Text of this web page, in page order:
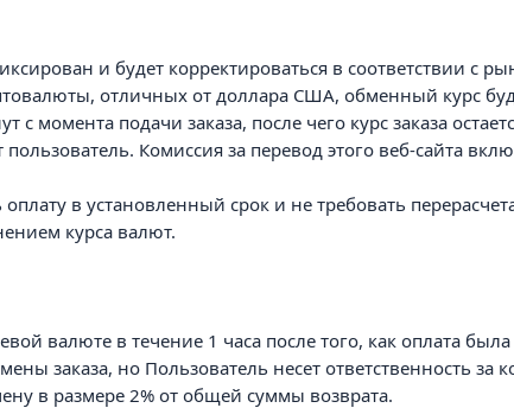
и будет корректироваться в соответствии с
отличных от доллара США, обменный курс
с момента подачи заказа, после чего курс заказа
Комиссия за перевод этого веб-сайта
в установленный срок и не требовать
курса валют.
валюте в течение 1 часа после того, как оплата
заказа, но Пользователь несет ответственность
в размере 2% от общей суммы возврата.